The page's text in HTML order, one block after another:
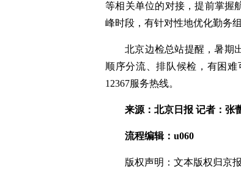
等相关单位的对接，提前掌握
峰时段，有针对性地优化勤务
北京边检总站提醒，暑期
顺序分流、排队候检，有困
12367服务热线。
来源：北京日报 记者：张
流程编辑：u060
版权声明：文本版权归京